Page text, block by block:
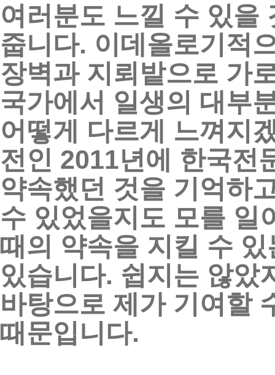
여러분도 느낄 수 있을
줍니다. 이데올로기적
장벽과 지뢰밭으로 가
국가에서 일생의 대부
어떻게 다르게 느껴지
전인 2011년에 한국전
약속했던 것을 기억하
수 있었을지도 모를 일
때의 약속을 지킬 수 있
있습니다. 쉽지는 않았
바탕으로 제가 기여할
때문입니다.